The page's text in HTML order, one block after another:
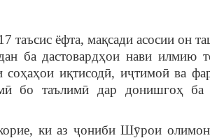
таъсис ёфта, мақсади асосии он
ба дастовардҳои нави илмию
иқтисодӣ, иҷтимоӣ ва
бо таълимӣ дар донишгоҳ
ки аз ҷониби Шӯрои олимон